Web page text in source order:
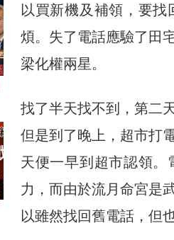
以買新機及補領，要
煩。失了電話應驗了田
梁化權兩星。
找了半天找不到，第二
但是到了晚上，超市打
天便一早到超市認領。
力，而由於流月命宮是
以雖然找回舊電話，但